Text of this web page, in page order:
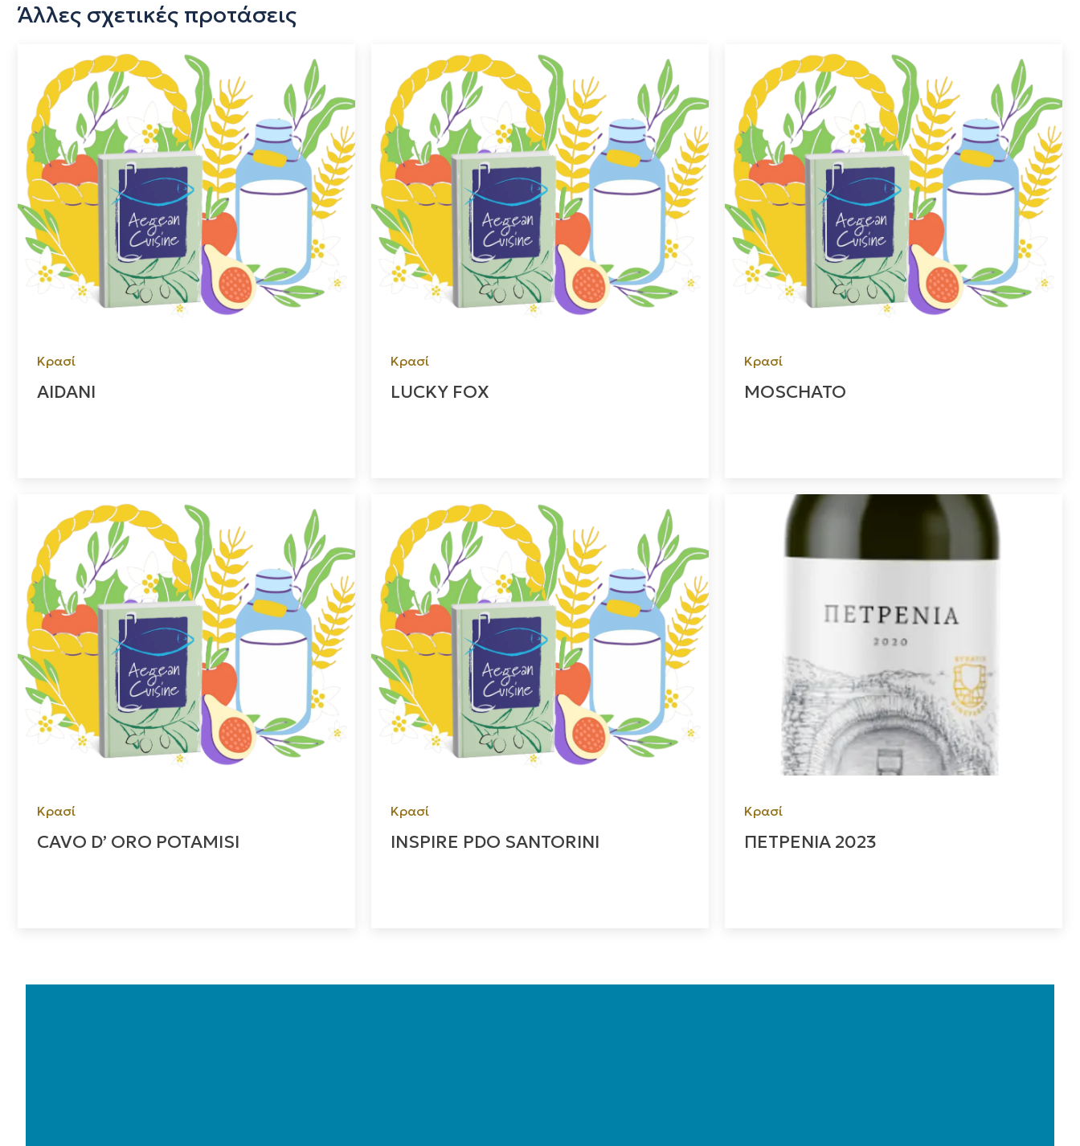
Άλλες σχετικές προτάσεις
Κρασί
AIDANI
Κρασί
LUCKY FOX
Κρασί
MOSCHATO
Κρασί
CAVO D’ ORO POTAMISI
Κρασί
INSPIRE PDO SANTORINI
Κρασί
ΠΕΤΡΕΝΙΑ 2023